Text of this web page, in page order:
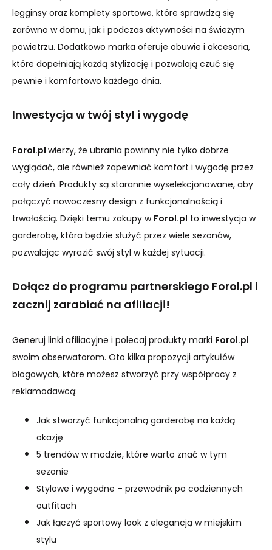
legginsy oraz komplety sportowe, które sprawdzą się
zarówno w domu, jak i podczas aktywności na świeżym
powietrzu. Dodatkowo marka oferuje obuwie i akcesoria,
które dopełniają każdą stylizację i pozwalają czuć się
pewnie i komfortowo każdego dnia.
Inwestycja w twój styl i wygodę
Forol.pl wierzy, że ubrania powinny nie tylko dobrze
wyglądać, ale również zapewniać komfort i wygodę przez
cały dzień. Produkty są starannie wyselekcjonowane, aby
połączyć nowoczesny design z funkcjonalnością i
trwałością. Dzięki temu zakupy w Forol.pl to inwestycja w
garderobę, która będzie służyć przez wiele sezonów,
pozwalając wyrazić swój styl w każdej sytuacji.
Dołącz do programu partnerskiego Forol.pl i
zacznij zarabiać na afiliacji!
Generuj linki afiliacyjne i polecaj produkty marki Forol.pl
swoim obserwatorom. Oto kilka propozycji artykułów
blogowych, które możesz stworzyć przy współpracy z
reklamodawcą:
Jak stworzyć funkcjonalną garderobę na każdą
okazję
5 trendów w modzie, które warto znać w tym
sezonie
Stylowe i wygodne – przewodnik po codziennych
outfitach
Jak łączyć sportowy look z elegancją w miejskim
stylu